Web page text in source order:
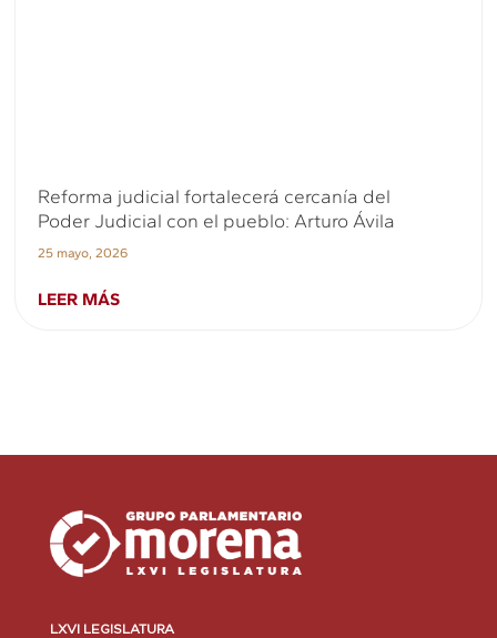
Reforma judicial fortalecerá cercanía del
Poder Judicial con el pueblo: Arturo Ávila
25 mayo, 2026
LEER MÁS
LXVI LEGISLATURA